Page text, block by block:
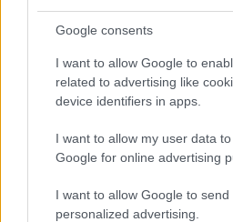
Google consents
I want to allow Google to
related to advertising like
device identifiers in apps.
I want to allow my user data
Google for online advertising
I want to allow Google to send
personalized advertising.